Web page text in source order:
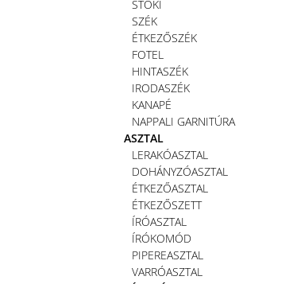
STOKI
SZÉK
ÉTKEZŐSZÉK
FOTEL
HINTASZÉK
IRODASZÉK
KANAPÉ
NAPPALI GARNITÚRA
ASZTAL
LERAKÓASZTAL
DOHÁNYZÓASZTAL
ÉTKEZŐASZTAL
ÉTKEZŐSZETT
ÍRÓASZTAL
ÍRÓKOMÓD
PIPEREASZTAL
VARRÓASZTAL